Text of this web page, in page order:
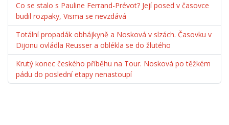
Co se stalo s Pauline Ferrand-Prévot? Její posed v časovce
budil rozpaky, Visma se nevzdává
Totální propadák obhájkyně a Nosková v slzách. Časovku v
Dijonu ovládla Reusser a oblékla se do žlutého
Krutý konec českého příběhu na Tour. Nosková po těžkém
pádu do poslední etapy nenastoupí